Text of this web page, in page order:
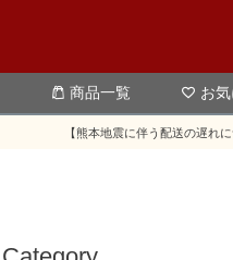
商品一覧 お
【熊本地震に伴う配送の遅れ